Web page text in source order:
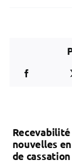
nouvelles
de